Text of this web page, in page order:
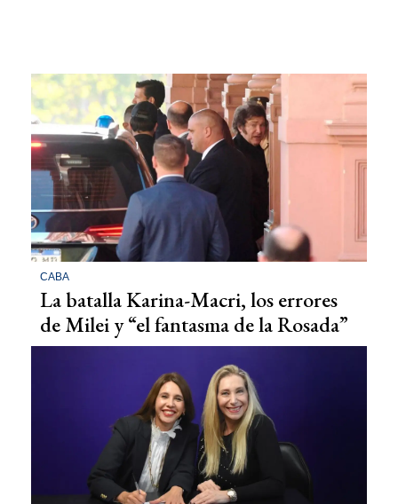
CABA
La batalla Karina-Macri, los errores
de Milei y “el fantasma de la Rosada”